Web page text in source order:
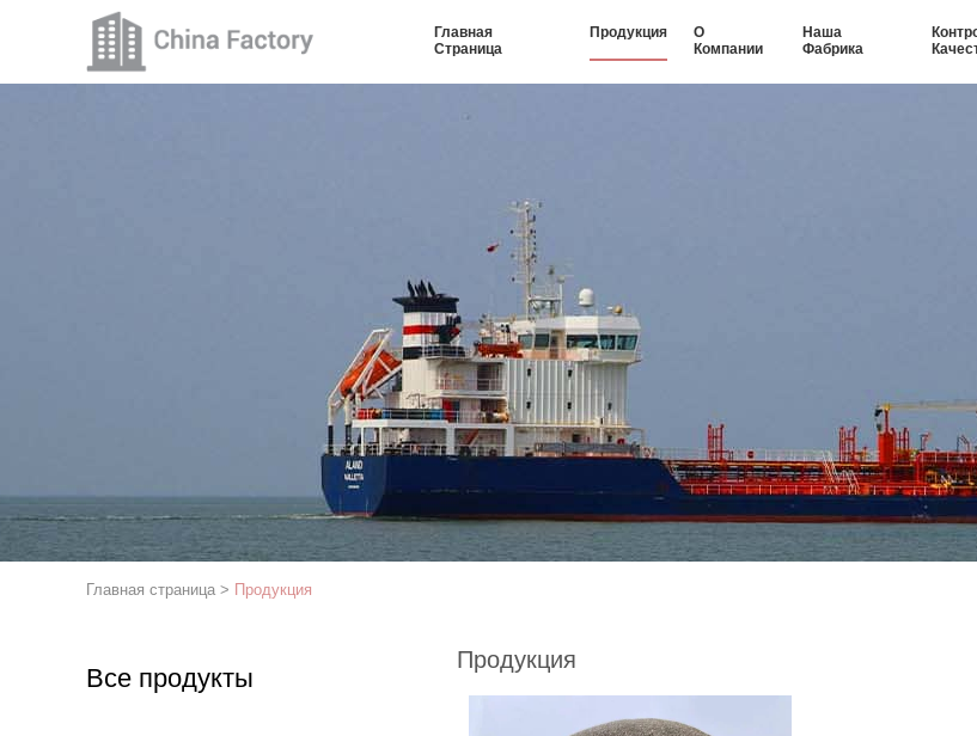
Главная
Страница
Продукция
О
Компании
Наша
Фабрика
Главная страница > Продукция
Все продукты
Продукция